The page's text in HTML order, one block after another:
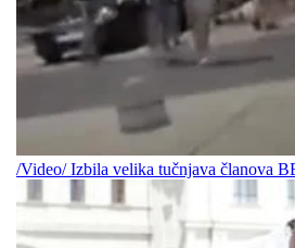
/Video/ Izbila velika tučnjava članova